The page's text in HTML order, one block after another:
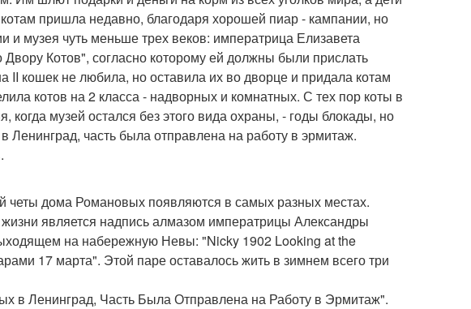
пришла недавно, благодаря хорошей пиар - кампании, но
и музея чуть меньше трех веков: императрица Елизавета
Котов", согласно которому ей должны были прислать
кошек не любила, но оставила их во дворце и придала котам
котов на 2 класса - надворных и комнатных. С тех пор коты в
музей остался без этого вида охраны, - годы блокады, но
Ленинград, часть была отправлена на работу в эрмитаж.
четы дома Романовых появляются в самых разных местах.
является надпись алмазом императрицы Александры
на набережную Невы: "Nicky 1902 Looking at the
17 марта". Этой паре оставалось жить в зимнем всего три
в Ленинград, Часть Была Отправлена на Работу в Эрмитаж".